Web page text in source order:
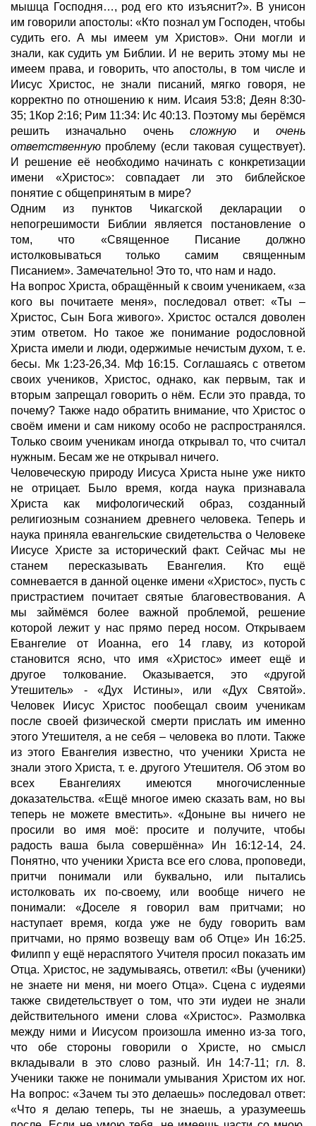
мышца Господня…, род его кто изъяснит?». В унисон
им говорили апостолы: «Кто познал ум Господен, чтобы
судить его. А мы имеем ум Христов». Они могли и
знали, как судить ум Библии. И не верить этому мы не
имеем права, и говорить, что апостолы, в том числе и
Иисус Христос, не знали писаний, мягко говоря, не
корректно по отношению к ним. Исаия 53:8; Деян 8:30-
35; 1Кор 2:16; Рим 11:34: Ис 40:13. Поэтому мы берёмся
решить изначально оченьсложную иочень
ответственную проблему (если таковая существует).
И решение её необходимо начинать с конкретизации
имени «Христос»: совпадает ли это библейское
понятие с общепринятым в мире?
Одним из пунктов Чикагской декларации о
непогрешимости Библии является постановление о
том, что «Священное Писание должно
истолковываться только самим священным
Писанием». Замечательно! Это то, что нам и надо.
На вопрос Христа, обращённый к своим ученикаем, «за
кого вы почитаете меня», последовал ответ: «Ты –
Христос, Сын Бога живого». Христос остался доволен
этим ответом. Но такое же понимание родословной
Христа имели и люди, одержимые нечистым духом, т. е.
бесы. Мк 1:23-26,34. Мф 16:15. Соглашаясь с ответом
своих учеников, Христос, однако, как первым, так и
вторым запрещал говорить о нём. Если это правда, то
почему? Также надо обратить внимание, что Христос о
своём имени и сам никому особо не распространялся.
Только своим ученикам иногда открывал то, что считал
нужным. Бесам же не открывал ничего.
Человеческую природу Иисуса Христа ныне уже никто
не отрицает. Было время, когда наука признавала
Христа как мифологический образ, созданный
религиозным сознанием древнего человека. Теперь и
наука приняла евангельские свидетельства о Человеке
Иисусе Христе за исторический факт. Сейчас мы не
станем пересказывать Евангелия. Кто ещё
сомневается в данной оценке имени «Христос», пусть с
пристрастием почитает святые благовествования. А
мы займёмся более важной проблемой, решение
которой лежит у нас прямо перед носом. Открываем
Евангелие от Иоанна, его 14 главу, из которой
становится ясно, что имя «Христос» имеет ещё и
другое толкование. Оказывается, это «другой
Утешитель» - «Дух Истины», или «Дух Святой».
Человек Иисус Христос пообещал своим ученикам
после своей физической смерти прислать им именно
этого Утешителя, а не себя – человека во плоти. Также
из этого Евангелия известно, что ученики Христа не
знали этого Христа, т. е. другого Утешителя. Об этом во
всех Евангелиях имеются многочисленные
доказательства. «Ещё многое имею сказать вам, но вы
теперь не можете вместить». «Доныне вы ничего не
просили во имя моё: просите и получите, чтобы
радость ваша была совершённа» Ин 16:12-14, 24.
Понятно, что ученики Христа все его слова, проповеди,
притчи понимали или буквально, или пытались
истолковать их по-своему, или вообще ничего не
понимали: «Доселе я говорил вам притчами; но
наступает время, когда уже не буду говорить вам
притчами, но прямо возвещу вам об Отце» Ин 16:25.
Филипп у ещё нераспятого Учителя просил показать им
Отца. Христос, не задумываясь, ответил: «Вы (ученики)
не знаете ни меня, ни моего Отца». Сцена с иудеями
также свидетельствует о том, что эти иудеи не знали
действительного имени слова «Христос». Размолвка
между ними и Иисусом произошла именно из-за того,
что обе стороны говорили о Христе, но смысл
вкладывали в это слово разный. Ин 14:7-11; гл. 8.
Ученики также не понимали умывания Христом их ног.
На вопрос: «Зачем ты это делаешь» последовал ответ:
«Что я делаю теперь, ты не знаешь, а уразумеешь